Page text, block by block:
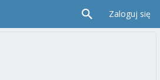
Zaloguj się